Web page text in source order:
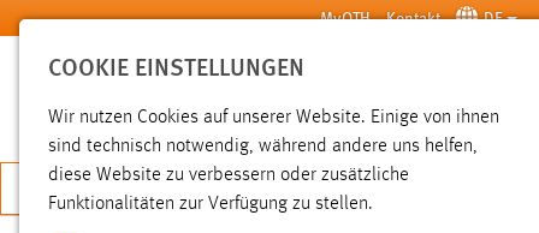
Zum Hauptinhalt springen MyOTH Kontakt DE
SUCHE
JETZT BEWERBEN
COOKIE EINSTELLUNGEN
Wir nutzen Cookies auf unserer Website. Einige von ihnen
sind technisch notwendig, während andere uns helfen,
diese Website zu verbessern oder zusätzliche
Funktionalitäten zur Verfügung zu stellen.